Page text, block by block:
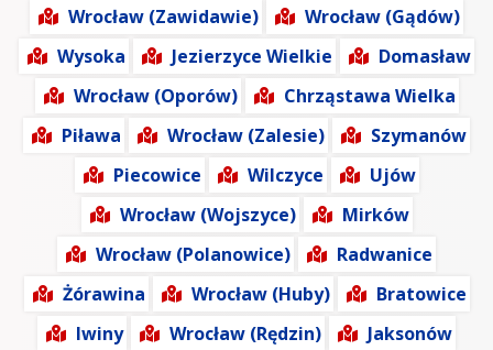
Wrocław (Zawidawie)
Wrocław (Gądów)
Wysoka
Jezierzyce Wielkie
Domasław
Wrocław (Oporów)
Chrząstawa Wielka
Piława
Wrocław (Zalesie)
Szymanów
Piecowice
Wilczyce
Ujów
Wrocław (Wojszyce)
Mirków
Wrocław (Polanowice)
Radwanice
Żórawina
Wrocław (Huby)
Bratowice
Iwiny
Wrocław (Rędzin)
Jaksonów